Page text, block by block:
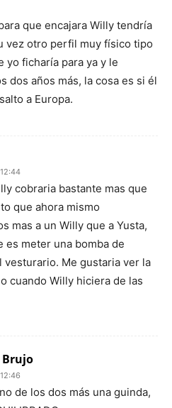
que encajara Willy tendría
vez otro perfil muy físico tipo
yo ficharía para ya y le
dos años más, la cosa es si él
a Europa.
cobraria bastante mas que
que ahora mismo
mas a un Willy que a Yusta,
es meter una bomba de
vesturario. Me gustaria ver la
cuando Willy hiciera de las
Brujo
de los dos más una guinda,